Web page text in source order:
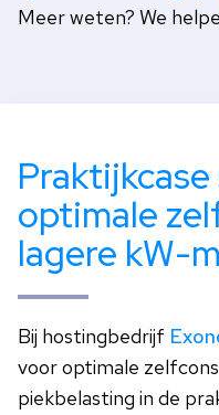
Meer weten? We
optimale
lagere kW-
Bij hostingbedrijf
voor optimale
piekbelasting in de